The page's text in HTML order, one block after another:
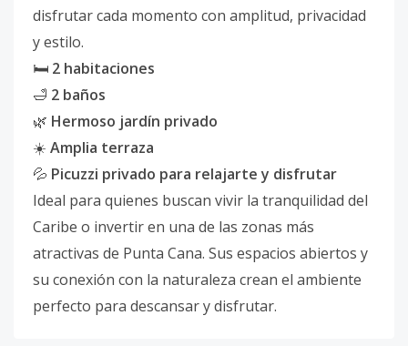
disfrutar cada momento con amplitud, privacidad
y estilo.
🛏️ 2 habitaciones
🛁 2 baños
🌿 Hermoso jardín privado
☀️ Amplia terraza
💦 Picuzzi privado para relajarte y disfrutar
Ideal para quienes buscan vivir la tranquilidad del
Caribe o invertir en una de las zonas más
atractivas de Punta Cana. Sus espacios abiertos y
su conexión con la naturaleza crean el ambiente
perfecto para descansar y disfrutar.